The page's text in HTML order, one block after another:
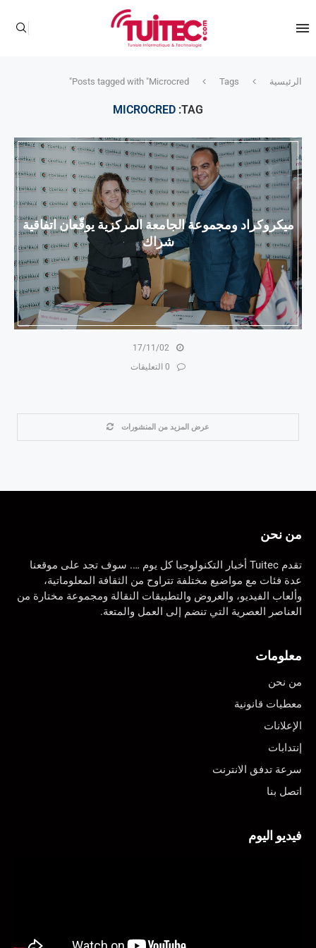
الرئيسية Tags
Posts tagged with "Microcred"
TAG:
MICROCRED
ميكروكراد ومجموعة الجامعة المركزية يوقّعان اتفاقية
شراك
17/11/02
0 التعليقات
عرض المزيد من المنشورات
من نحن
تقدم Tuitec أخبار التكنولوجيا كل يوم …. سوف تجد على موقعنا
عدة فئات مع مواضيع مختلفة تتراوح من الثقافة المعلوماتية،
وألعاب الفيديو، والعروض والتطبيقات النقالة ومجموعة مختارة من
العناصر العصرية التي تنضم إلى العمل والمتعة.
معلومات
من نحن
معطيات قانونية
الإعلانات
إنتدابات
سرعة تدفق الانترنت
اتصل بنا
فيديو اليوم